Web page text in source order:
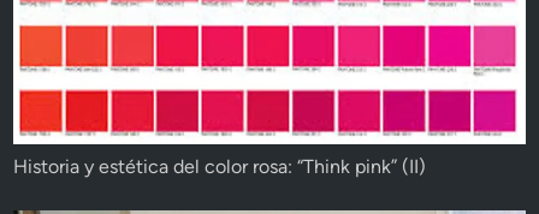
Historia y estética del color rosa: “Think pink” (II)